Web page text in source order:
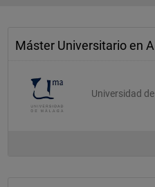
Máster Universitario en
Universidad